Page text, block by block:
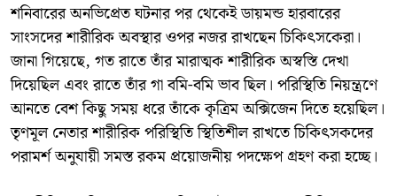
​শনিবারের অনভিপ্রেত ঘটনার পর থেকেই ডায়মন্ড হারবারের
সাংসদের শারীরিক অবস্থার ওপর নজর রাখছেন চিকিৎসকেরা।
জানা গিয়েছে, গত রাতে তাঁর মারাত্মক শারীরিক অস্বস্তি দেখা
দিয়েছিল এবং রাতে তাঁর গা বমি-বমি ভাব ছিল। পরিস্থিতি নিয়ন্ত্রণে
আনতে বেশ কিছু সময় ধরে তাঁকে কৃত্রিম অক্সিজেন দিতে হয়েছিল।
তৃণমূল নেতার শারীরিক পরিস্থিতি স্থিতিশীল রাখতে চিকিৎসকদের
পরামর্শ অনুযায়ী সমস্ত রকম প্রয়োজনীয় পদক্ষেপ গ্রহণ করা হচ্ছে।